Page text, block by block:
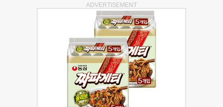
ADVERTISEMENT